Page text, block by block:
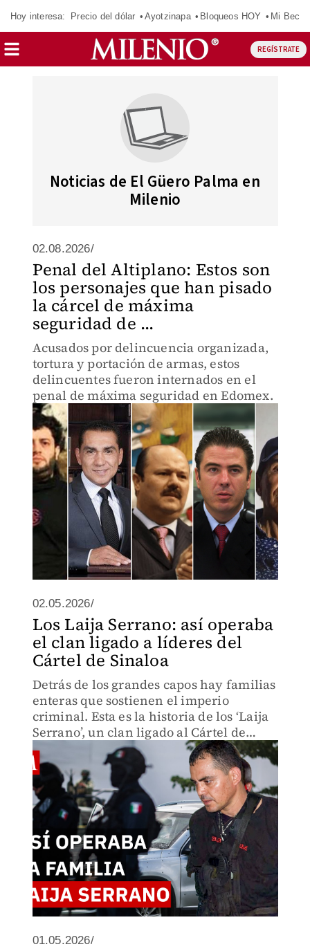
Hoy interesa: Precio del dólar Ayotzinapa Bloqueos HOY Mi Beca
REGÍSTRATE
Noticias de El Güero Palma en
Milenio
02.08.2026/
Penal del Altiplano: Estos son
los personajes que han pisado
la cárcel de máxima
seguridad de ...
Acusados por delincuencia organizada,
tortura y portación de armas, estos
delincuentes fueron internados en el
penal de máxima seguridad en Edomex.
02.05.2026/
Los Laija Serrano: así operaba
el clan ligado a líderes del
Cártel de Sinaloa
Detrás de los grandes capos hay familias
enteras que sostienen el imperio
criminal. Esta es la historia de los ‘Laija
Serrano’, un clan ligado al Cártel de
Sinaloa donde la lealtad de sangre se
paga con prisión o muerte.
01.05.2026/